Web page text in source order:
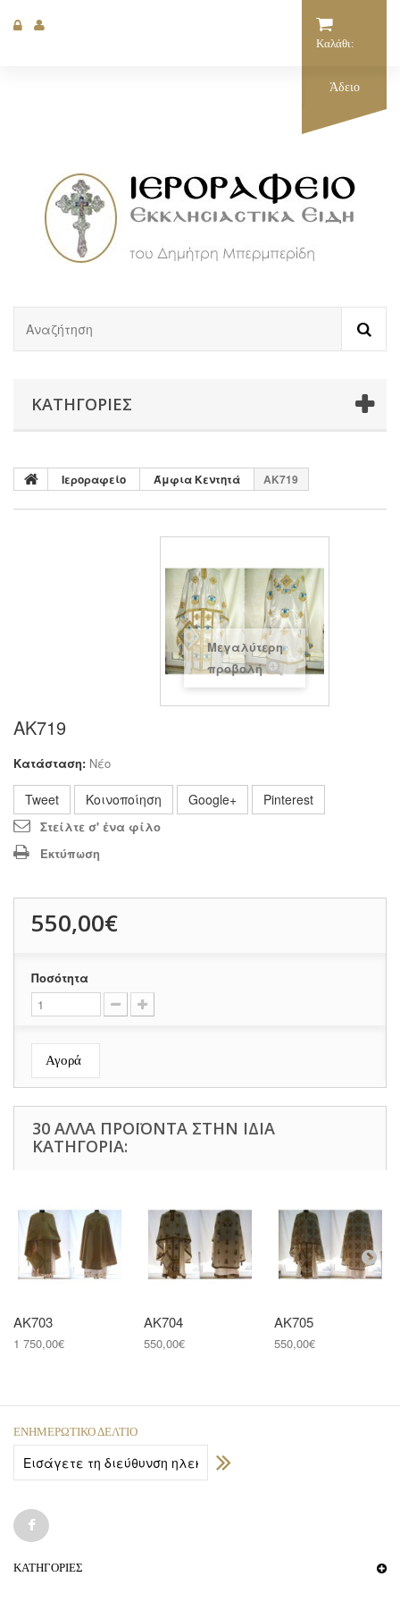
Καλάθι:
Άδειο
ΚΑΤΗΓΟΡΊΕΣ
Ιεροραφείο Άμφια Κεντητά ΑΚ719
Μεγαλύτερη
προβολή
ΑΚ719
Κατάσταση: Νέο
Tweet Κοινοποίηση Google+ Pinterest
Στείλτε σ' ένα φίλο
Εκτύπωση
550,00€
Ποσότητα
Αγορά
30 ΆΛΛΑ ΠΡΟΪΌΝΤΑ ΣΤΗΝ ΊΔΙΑ
ΚΑΤΗΓΟΡΊΑ:
ΑΚ703
1 750,00€
ΑΚ704
550,00€
ΑΚ705
550,00€
ΕΝΗΜΕΡΩΤΙΚΌ ΔΕΛΤΊΟ
ΚΑΤΗΓΟΡΊΕΣ